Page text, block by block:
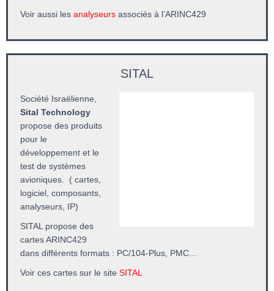
Voir aussi les analyseurs associés à l’ARINC429
SITAL
Société Israëlienne,
Sital Technology
propose des produits
pour le
développement et le
test de systèmes
avioniques. ( cartes,
logiciel, composants,
analyseurs, IP)
SITAL propose des
cartes ARINC429
dans différents formats : PC/104-Plus, PMC…
Voir ces cartes sur le site SITAL